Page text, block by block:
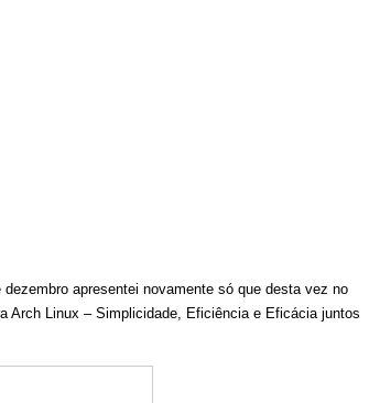
apresentei novamente só que desta vez no
Arch Linux – Simplicidade, Eficiência e Eficácia juntos